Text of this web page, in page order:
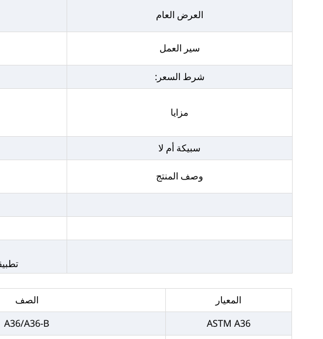
العرض العام
سير العمل
شرط السعر:
مزايا
سبيكة أم لا
وصف المنتج
المعيار الصف
ASTM A36
A36/A36-B